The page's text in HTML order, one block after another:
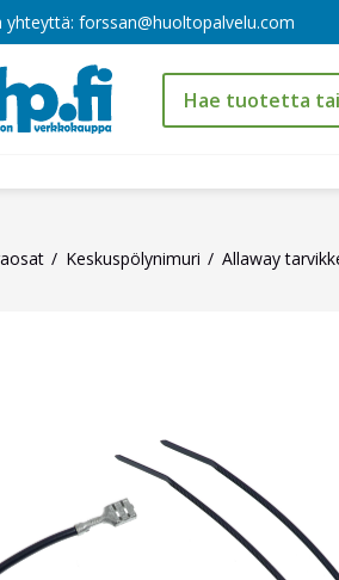
yhteyttä: forssan@huoltopalvelu.com
Keskuspölynimuri Allaway